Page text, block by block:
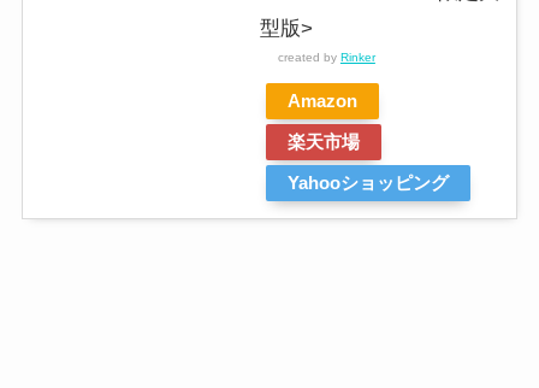
型版>
created by Rinker
Amazon
楽天市場
Yahooショッピング